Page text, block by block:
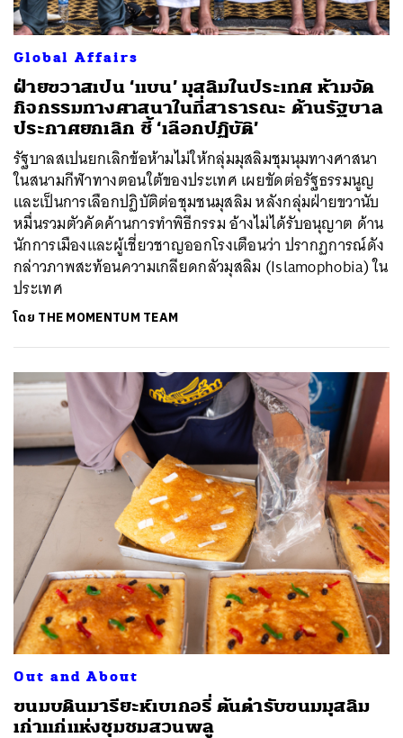
Global Affairs
ฝ่ายขวาสเปน ‘แบน’ มุสลิมในประเทศ ห้ามจัด
กิจกรรมทางศาสนาในที่สาธารณะ ด้านรัฐบาล
ประกาศยกเลิก ชี้ ‘เลือกปฏิบัติ’
รัฐบาลสเปนยกเลิกข้อห้ามไม่ให้กลุ่มมุสลิมชุมนุมทางศาสนา
ในสนามกีฬาทางตอนใต้ของประเทศ เผยขัดต่อรัฐธรรมนูญ
และเป็นการเลือกปฏิบัติต่อชุมชนมุสลิม หลังกลุ่มฝ่ายขวานับ
หมื่นรวมตัวคัดค้านการทำพิธีกรรม อ้างไม่ได้รับอนุญาต ด้าน
นักการเมืองและผู้เชี่ยวชาญออกโรงเตือนว่า ปรากฏการณ์ดัง
กล่าวภาพสะท้อนความเกลียดกลัวมุสลิม (Islamophobia) ใน
ประเทศ
โดย THE MOMENTUM TEAM
Out and About
ขนมบดินมารียะห์เบเกอรี่ ต้นตำรับขนมมุสลิม
เก่าแก่แห่งชุมชมสวนพลู